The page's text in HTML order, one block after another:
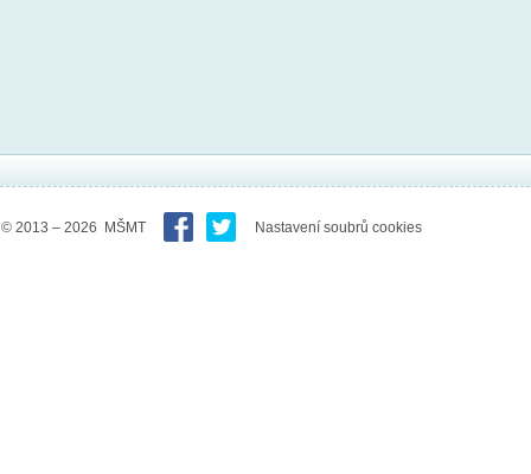
© 2013 – 2026 MŠMT Nastavení soubrů cookies